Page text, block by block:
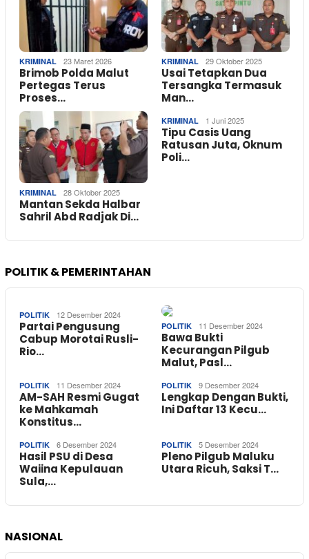
KRIMINAL 23 Maret 2026
Brimob Polda Malut
Pertegas Terus
Proses…
KRIMINAL 29 Oktober 2025
Usai Tetapkan Dua
Tersangka Termasuk
Man…
KRIMINAL 28 Oktober 2025
Mantan Sekda Halbar
Sahril Abd Radjak Di…
KRIMINAL 1 Juni 2025
Tipu Casis Uang
Ratusan Juta, Oknum
Poli…
POLITIK & PEMERINTAHAN
POLITIK 12 Desember 2024
Partai Pengusung
Cabup Morotai Rusli-
Rio…
POLITIK 11 Desember 2024
Bawa Bukti
Kecurangan Pilgub
Malut, Pasl…
POLITIK 11 Desember 2024
AM-SAH Resmi Gugat
ke Mahkamah
Konstitus…
POLITIK 9 Desember 2024
Lengkap Dengan Bukti,
Ini Daftar 13 Kecu…
POLITIK 6 Desember 2024
Hasil PSU di Desa
Waiina Kepulauan
Sula,…
POLITIK 5 Desember 2024
Pleno Pilgub Maluku
Utara Ricuh, Saksi T…
NASIONAL